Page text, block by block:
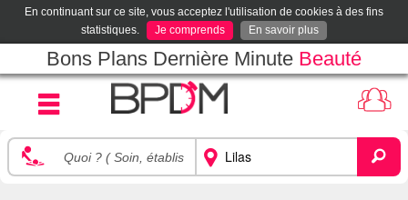
En continuant sur ce site, vous acceptez l'utilisation de cookies à des fins
statistiques.
Je comprends En savoir plus
Bons Plans Dernière Minute Beauté